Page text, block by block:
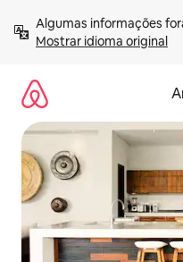
para
Mostrar idioma original